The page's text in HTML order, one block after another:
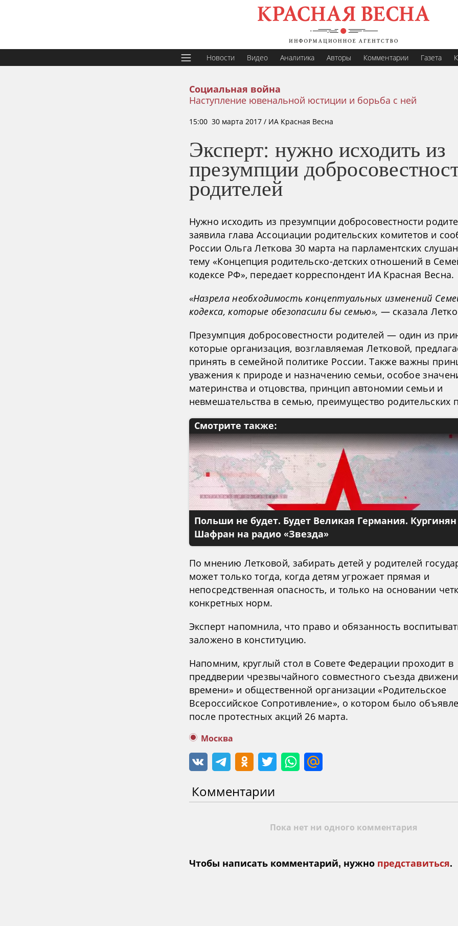
Новости Видео Аналитика Авторы Комментарии Газета
Социальная война
Наступление ювенальной юстиции и борьба с ней
15:00 30 марта 2017 / ИА Красная Весна
Эксперт: нужно исходить из
презумпции
родителей
Нужно исходить из презумпции добросовестности
заявила глава Ассоциации родительских комитетов и
России Ольга Леткова 30 марта на парламентских
тему «Концепция родительско-детских отношений в
кодексе РФ», передает корреспондент ИА Красная Весна.
«Назрела необходимость концептуальных изменений
кодекса, которые обезопасили бы семью», — сказала
Презумпция добросовестности родителей — один из
которые организация, возглавляемая Летковой,
принять в семейной политике России. Также важны
уважения к природе и назначению семьи, особое
материнства и отцовства, принцип автономии семьи и
невмешательства в семью, преимущество родительских
Смотрите также:
Польши не будет. Будет Великая Германия.
Шафран на радио «Звезда»
По мнению Летковой, забирать детей у родителей
может только тогда, когда детям угрожает прямая и
непосредственная опасность, и только на основании
конкретных норм.
Эксперт напомнила, что право и обязанность
заложено в конституцию.
Напомним, круглый стол в Совете Федерации проходит в
преддверии чрезвычайного совместного съезда
времени» и общественной организации «Родительское
Всероссийское Сопротивление», о котором было
после протестных акций 26 марта.
Москва
Комментарии
Пока нет ни одного комментария
Чтобы написать комментарий, нужно представиться.